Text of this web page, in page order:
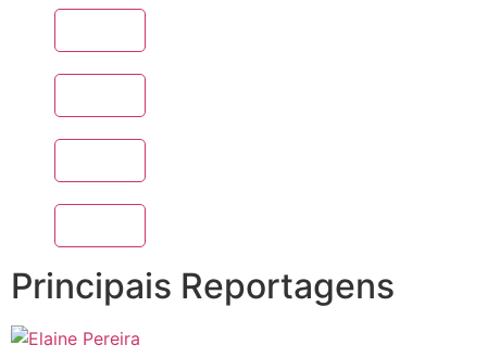
Principais Reportagens